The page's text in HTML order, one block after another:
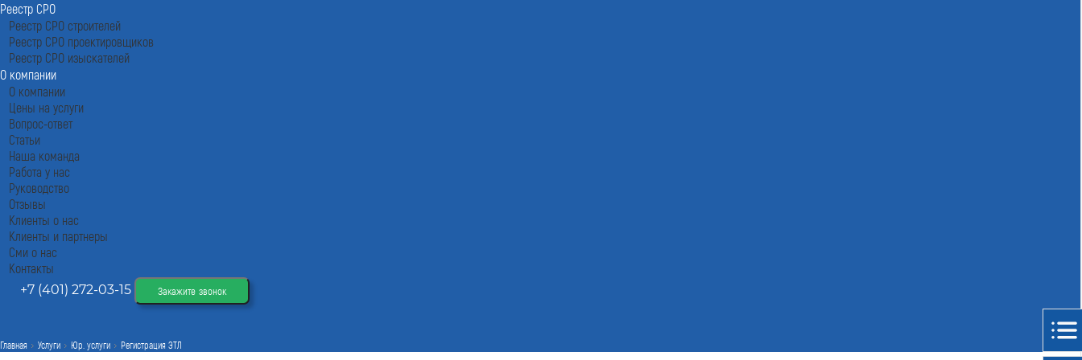
Реестр СРО
Реестр СРО строителей
Реестр СРО проектировщиков
Реестр СРО изыскателей
О компании
О компании
Цены на услуги
Вопрос-ответ
Статьи
Наша команда
Работа у нас
Руководство
Отзывы
Клиенты о нас
Клиенты и партнеры
Сми о нас
Контакты
+7 (401) 272-03-15
Закажите звонок
Главная Услуги Юр. услуги Регистрация ЭТЛ